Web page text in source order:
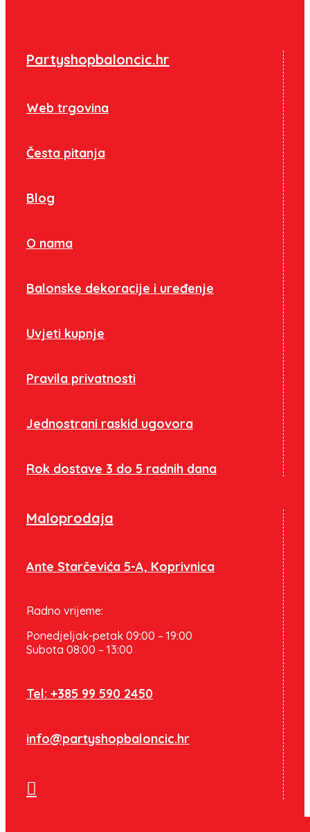
Partyshopbaloncic.hr
Web trgovina
Česta pitanja
Blog
O nama
Balonske dekoracije i uređenje
Uvjeti kupnje
Pravila privatnosti
Jednostrani raskid ugovora
Rok dostave 3 do 5 radnih dana
Maloprodaja
Ante Starčevića 5-A, Koprivnica
Radno vrijeme:
Ponedjeljak-petak 09:00 – 19:00
Subota 08:00 – 13:00
Tel: +385 99 590 2450
info@partyshopbaloncic.hr